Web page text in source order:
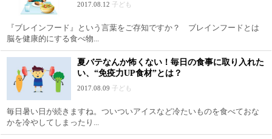
2017.08.12 子ども
『ブレインフード』という言葉をご存知ですか？ ブレインフードとは
脳を健康的にする食べ物...
夏バテなんか怖くない！毎日の食事に取り入れた
い、“免疫力UP食材”とは？
2017.08.09 子ども
毎日暑い日が続きますね。ついついアイスなど冷たいものを食べておな
かを冷やしてしまったり...